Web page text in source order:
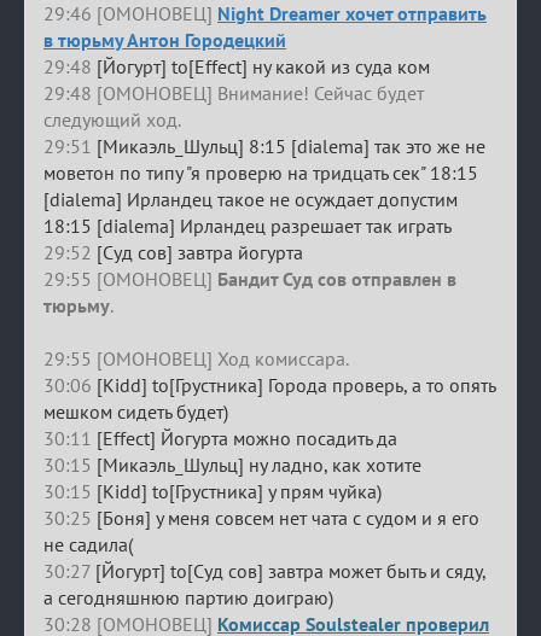
29:46 [ОМОНОВЕЦ] Night Dreamer хочет отправить
в тюрьму Антон Городецкий
29:48 [Йогурт] to[Effect] ну какой из суда ком
29:48 [ОМОНОВЕЦ] Внимание! Сейчас будет
следующий ход.
29:51 [Микаэль_Шульц] 8:15 [dialema] так это же не
моветон по типу "я проверю на тридцать сек" 18:15
[dialema] Ирландец такое не осуждает допустим
18:15 [dialema] Ирландец разрешает так играть
29:52 [Суд сов] завтра йогурта
29:55 [ОМОНОВЕЦ] Бандит Суд сов отправлен в
тюрьму.
29:55 [ОМОНОВЕЦ] Ход комиссара.
30:06 [Kidd] to[Грустника] Города проверь, а то опять
мешком сидеть будет)
30:11 [Effect] Йогурта можно посадить да
30:15 [Микаэль_Шульц] ну ладно, как хотите
30:15 [Kidd] to[Грустника] у прям чуйка)
30:25 [Боня] у меня совсем нет чата с судом и я его
не садила(
30:27 [Йогурт] to[Суд сов] завтра может быть и сяду,
а сегодняшнюю партию доиграю)
30:28 [ОМОНОВЕЦ] Комиссар Soulstealer проверил